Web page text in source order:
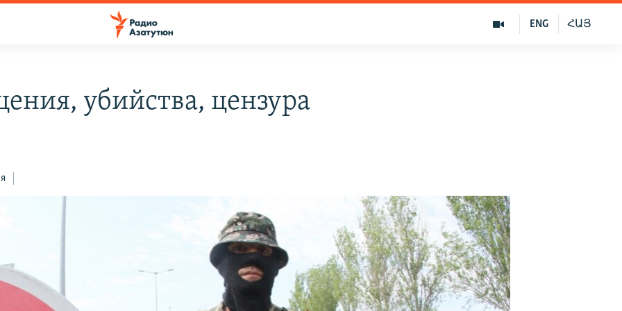
ՀԱՅ
ENG
убийства, цензура